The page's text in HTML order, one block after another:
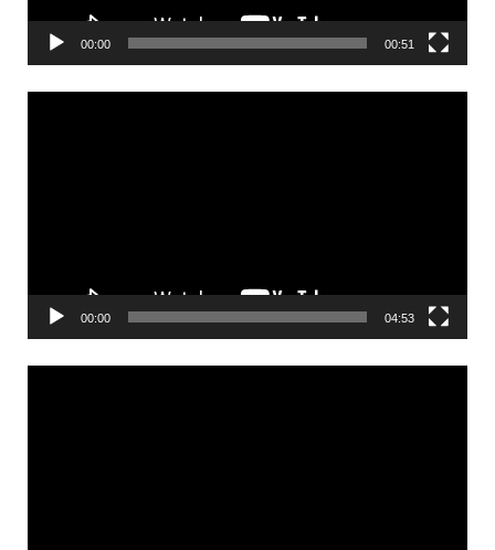
00:00 00:51
00:00 04:53